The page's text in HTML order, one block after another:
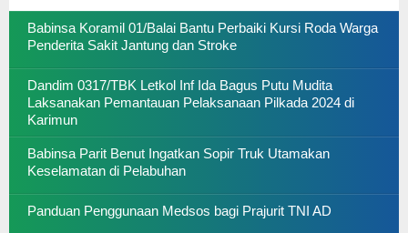
Babinsa Koramil 01/Balai Bantu Perbaiki Kursi Roda Warga
Penderita Sakit Jantung dan Stroke
Dandim 0317/TBK Letkol Inf Ida Bagus Putu Mudita
Laksanakan Pemantauan Pelaksanaan Pilkada 2024 di
Karimun
Babinsa Parit Benut Ingatkan Sopir Truk Utamakan
Keselamatan di Pelabuhan
Panduan Penggunaan Medsos bagi Prajurit TNI AD